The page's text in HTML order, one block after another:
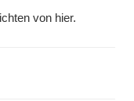
von hier.